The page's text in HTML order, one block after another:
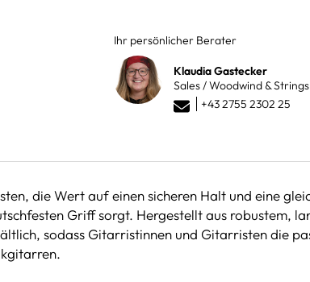
Ihr persönlicher Berater
Klaudia Gastecker
Sales / Woodwind & Strings
+43 2755 2302 25
die Wert auf einen sicheren Halt und eine
Griff sorgt. Hergestellt aus robustem,
sodass Gitarristinnen und Gitarristen die